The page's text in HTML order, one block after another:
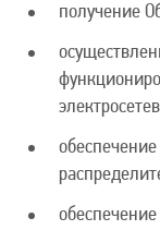
получение